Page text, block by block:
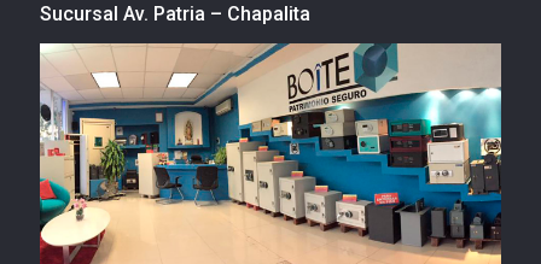
Sucursal Av. Patria – Chapalita